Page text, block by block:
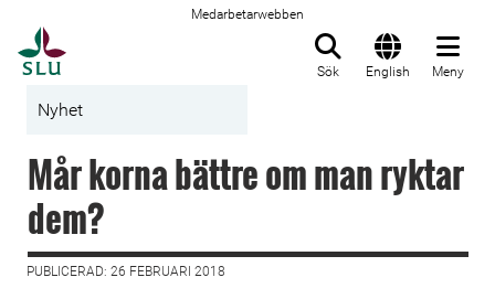
Medarbetarwebben
Sök English Meny
Nyhet
Mår korna bättre om man ryktar
dem?
PUBLICERAD: 26 FEBRUARI 2018